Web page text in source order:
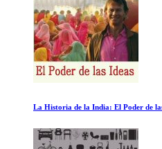
El alpinista